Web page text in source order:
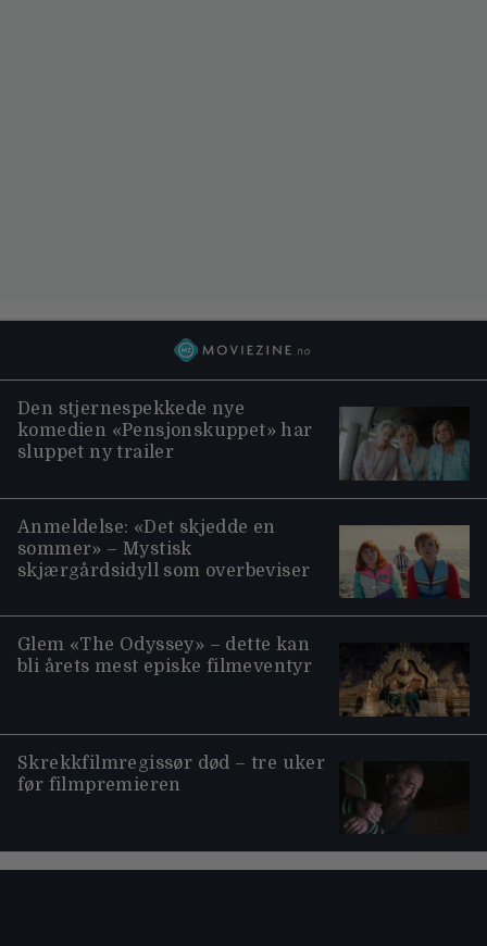
Den stjernespekkede nye
komedien «Pensjonskuppet» har
sluppet ny trailer
Anmeldelse: «Det skjedde en
sommer» – Mystisk
skjærgårdsidyll som overbeviser
Glem «The Odyssey» – dette kan
bli årets mest episke filmeventyr
Skrekkfilmregissør død – tre uker
før filmpremieren